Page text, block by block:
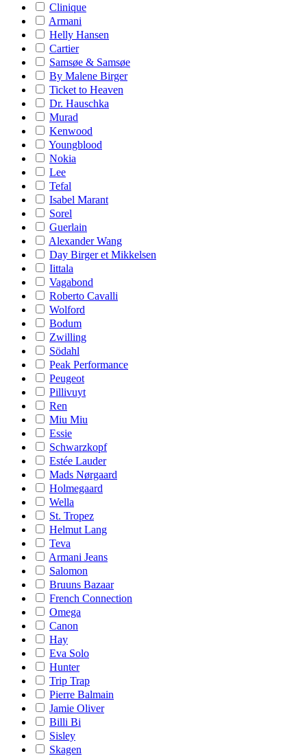
Clinique
Armani
Helly Hansen
Cartier
Samsøe & Samsøe
By Malene Birger
Ticket to Heaven
Dr. Hauschka
Murad
Kenwood
Youngblood
Nokia
Lee
Tefal
Isabel Marant
Sorel
Guerlain
Alexander Wang
Day Birger et Mikkelsen
Iittala
Vagabond
Roberto Cavalli
Wolford
Bodum
Zwilling
Södahl
Peak Performance
Peugeot
Pillivuyt
Ren
Miu Miu
Essie
Schwarzkopf
Estée Lauder
Mads Nørgaard
Holmegaard
Wella
St. Tropez
Helmut Lang
Teva
Armani Jeans
Salomon
Bruuns Bazaar
French Connection
Omega
Canon
Hay
Eva Solo
Hunter
Trip Trap
Pierre Balmain
Jamie Oliver
Billi Bi
Sisley
Skagen